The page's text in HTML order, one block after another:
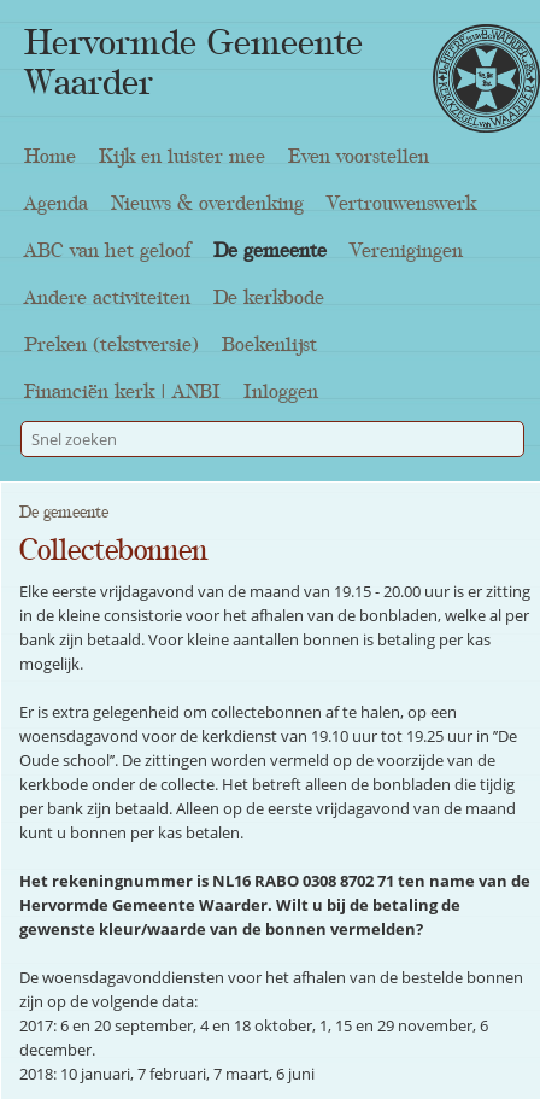
Hervormde Gemeente
Waarder
Home Kijk en luister mee Even voorstellen
Agenda Nieuws & overdenking Vertrouwenswerk
ABC van het geloof De gemeente Verenigingen
Andere activiteiten De kerkbode
Preken (tekstversie) Boekenlijst
Financiën kerk | ANBI Inloggen
De gemeente
Collectebonnen
Elke eerste vrijdagavond van de maand van 19.15 - 20.00 uur is er zitting
in de kleine consistorie voor het afhalen van de bonbladen, welke al per
bank zijn betaald. Voor kleine aantallen bonnen is betaling per kas
mogelijk.
Er is extra gelegenheid om collectebonnen af te halen, op een
woensdagavond voor de kerkdienst van 19.10 uur tot 19.25 uur in ’’De
Oude school’’. De zittingen worden vermeld op de voorzijde van de
kerkbode onder de collecte. Het betreft alleen de bonbladen die tijdig
per bank zijn betaald. Alleen op de eerste vrijdagavond van de maand
kunt u bonnen per kas betalen.
Het rekeningnummer is NL16 RABO 0308 8702 71 ten name van de
Hervormde Gemeente Waarder. Wilt u bij de betaling de
gewenste kleur/waarde van de bonnen vermelden?
De woensdagavonddiensten voor het afhalen van de bestelde bonnen
zijn op de volgende data:
2017: 6 en 20 september, 4 en 18 oktober, 1, 15 en 29 november, 6
december.
2018: 10 januari, 7 februari, 7 maart, 6 juni